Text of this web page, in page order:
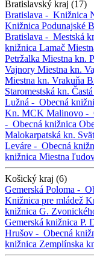
Bratislavský kraj (17)
Bratislava - Knižnica
Knižnica Podunajské
Bratislava - Mestská
knižnica Lamač
Petržalka Miestna kn.
Vajnory Miestna kn.
Miestna kn. Vrakuňa
Staromestská kn.
Lužná - Obecná
Kn. MCK Malinovo -
- Obecná knižnica
Malokarpatská kn.
Leváre - Obecná
knižnica Miestna
Košický kraj (6)
Gemerská Poloma -
Knižnica pre mládež
knižnica G.
Gemerská knižnica P.
Hrušov - Obecná
knižnica Zemplínska